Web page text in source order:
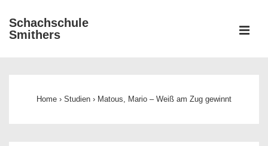
Zum
Inhalt
Schachschule
Smithers
Home › Studien › Matous, Mario – Weiß am Zug gewinnt